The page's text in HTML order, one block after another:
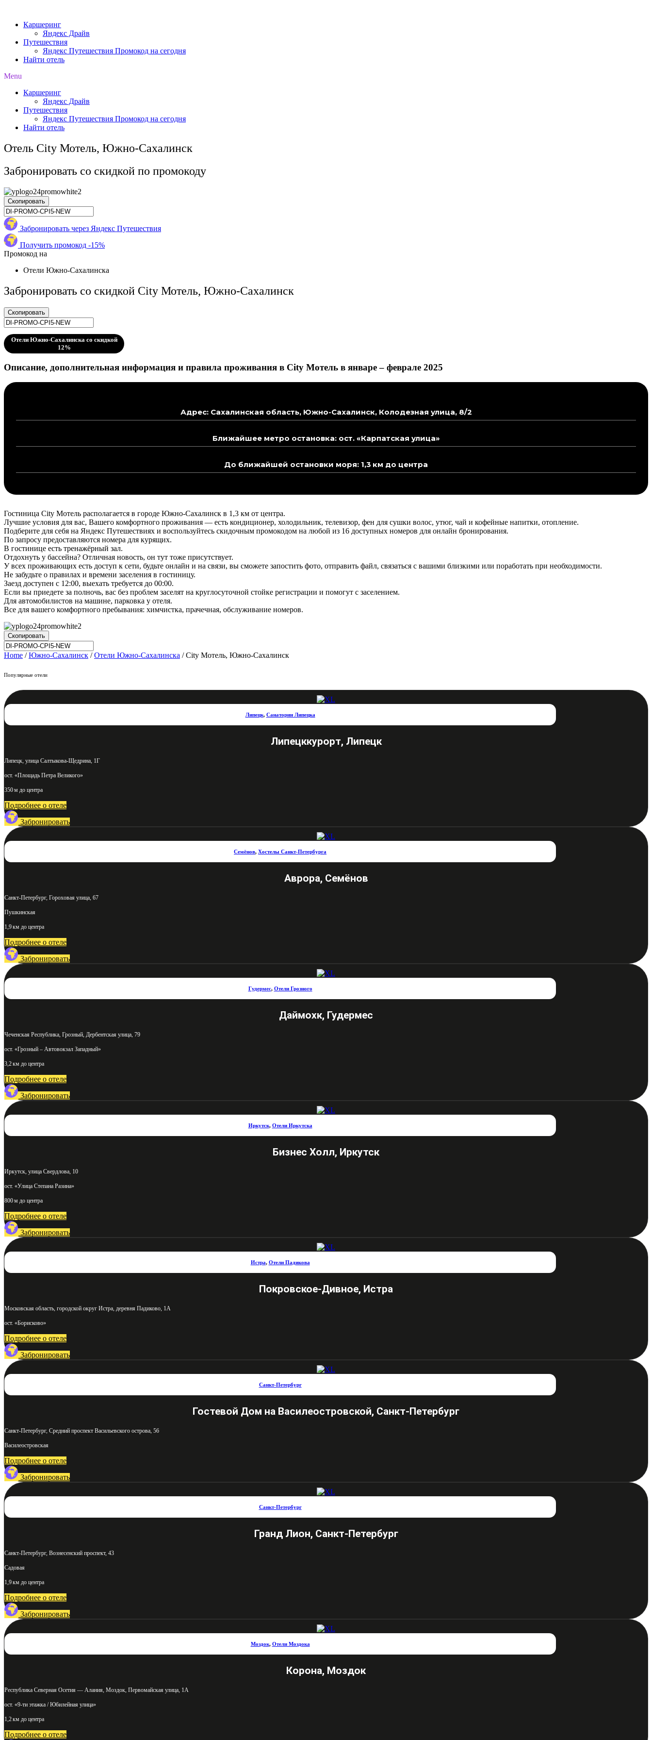
содержимому
Каршеринг
Яндекс Драйв
Путешествия
Яндекс Путешествия Промокод на сегодня
Найти отель
Menu
Каршеринг
Яндекс Драйв
Путешествия
Яндекс Путешествия Промокод на сегодня
Найти отель
Отель City Мотель, Южно-Сахалинск
Забронировать со скидкой по промокоду
Скопировать
Забронировать через Яндекс Путешествия
Получить промокод -15%
Промокод на
Отели Южно-Сахалинска
Забронировать со скидкой City Мотель, Южно-Сахалинск
Скопировать
Отели Южно-Сахалинска со скидкой
12%
Описание, дополнительная информация и правила проживания в City Мотель в январе – феврале 2025
Адрес: Сахалинская область, Южно-Сахалинск, Колодезная улица, 8/2
Ближайшее метро остановка: ост. «Карпатская улица»
До ближайшей остановки моря: 1,3 км до центра
Гостиница City Мотель располагается в городе Южно-Сахалинск в 1,3 км от центра.
Лучшие условия для вас, Вашего комфортного проживания — есть кондиционер, холодильник, телевизор, фен для сушки волос, утюг, чай и кофейные напитки, отопление.
Подберите для себя на Яндекс Путешествиях и воспользуйтесь скидочным промокодом на любой из 16 доступных номеров для онлайн бронирования.
По запросу предоставляются номера для курящих.
В гостинице есть тренажёрный зал.
Отдохнуть у бассейна? Отличная новость, он тут тоже присутствует.
У всех проживающих есть доступ к сети, будьте онлайн и на связи, вы сможете запостить фото, отправить файл, связаться с вашими близкими или поработать при необходимости.
Не забудьте о правилах и времени заселения в гостиницу.
Заезд доступен с 12:00, выехать требуется до 00:00.
Если вы приедете за полночь, вас без проблем заселят на круглосуточной стойке регистрации и помогут с заселением.
Для автомобилистов на машине, парковка у отеля.
Все для вашего комфортного пребывания: химчистка, прачечная, обслуживание номеров.
Скопировать
Home /Южно-Сахалинск /Отели Южно-Сахалинска / City Мотель, Южно-Сахалинск
Популярные отели
Липецк, Санатории Липецка
Липецккурорт, Липецк
Липецк, улица Салтыкова-Щедрина, 1Г
ост. «Площадь Петра Великого»
350 м до центра
Подробнее о отеле
Забронировать
Семёнов,Хостелы Санкт-Петербурга
Аврора, Семёнов
Санкт-Петербург, Гороховая улица, 67
Пушкинская
1,9 км до центра
Подробнее о отеле
Забронировать
Гудермес, Отели Грозного
Даймохк, Гудермес
Чеченская Республика, Грозный, Дербентская улица, 79
ост. «Грозный – Автовокзал Западный»
3,2 км до центра
Подробнее о отеле
Забронировать
Иркутск, Отели Иркутска
Бизнес Холл, Иркутск
Иркутск, улица Свердлова, 10
ост. «Улица Степана Разина»
800 м до центра
Подробнее о отеле
Забронировать
Истра, Отели Падикова
Покровское-Дивное, Истра
Московская область, городской округ Истра, деревня Падиково, 1А
ост. «Борисково»
Подробнее о отеле
Забронировать
Санкт-Петербург
Гостевой Дом на Василеостровской, Санкт-Петербург
Санкт-Петербург, Средний проспект Васильевского острова, 56
Василеостровская
Подробнее о отеле
Забронировать
Санкт-Петербург
Гранд Лион, Санкт-Петербург
Санкт-Петербург, Вознесенский проспект, 43
Садовая
1,9 км до центра
Подробнее о отеле
Забронировать
Моздок, Отели Моздока
Корона, Моздок
Республика Северная Осетия — Алания, Моздок, Первомайская улица, 1А
ост. «9-ти этажка / Юбилейная улица»
1,2 км до центра
Подробнее о отеле